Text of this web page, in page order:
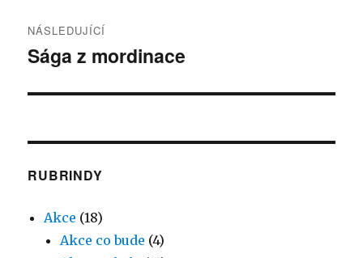
NÁSLEDUJÍCÍ
Následující
Sága z mordinace
RUBRINDY
Akce (18)
Akce co bude (4)